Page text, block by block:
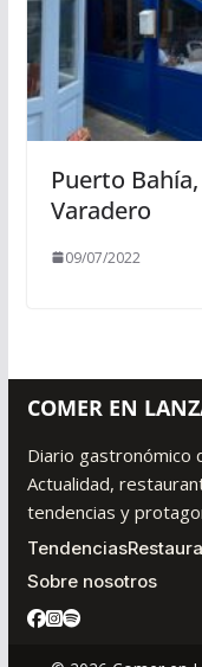
Puerto
Varadero
09/07/2022
COMER EN
Diario gastronómico
Actualidad,
tendencias y
Tendencias
Sobre nosotros